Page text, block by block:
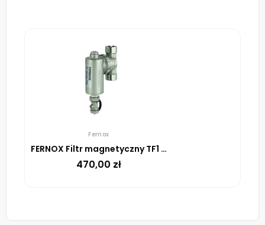
Fernox
FERNOX Filtr magnetyczny TF1 Omega Filter 1″
470,00 zł